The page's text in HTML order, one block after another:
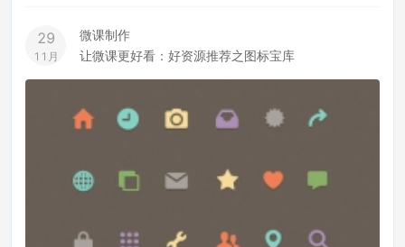
29
11月
微课制作
让微课更好看：好资源推荐之图标宝库